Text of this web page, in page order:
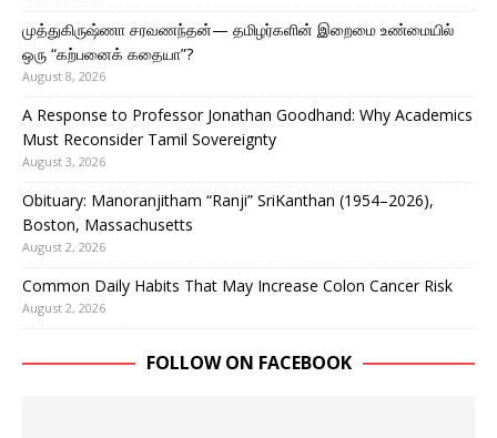
முத்துகிருஷ்ணா சரவணந்தன்— தமிழர்களின் இறைமை உண்மையில்
ஒரு “கற்பனைக் கதையா”?
August 8, 2026
A Response to Professor Jonathan Goodhand: Why Academics
Must Reconsider Tamil Sovereignty
August 3, 2026
Obituary: Manoranjitham “Ranji” SriKanthan (1954–2026),
Boston, Massachusetts
August 2, 2026
Common Daily Habits That May Increase Colon Cancer Risk
August 2, 2026
FOLLOW ON FACEBOOK